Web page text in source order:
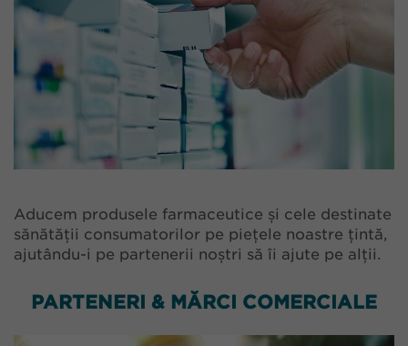
Aducem produsele farmaceutice și cele destinate
sănătății consumatorilor pe piețele noastre țintă,
ajutându-i pe partenerii noștri să îi ajute pe alții.
PARTENERI & MĂRCI COMERCIALE